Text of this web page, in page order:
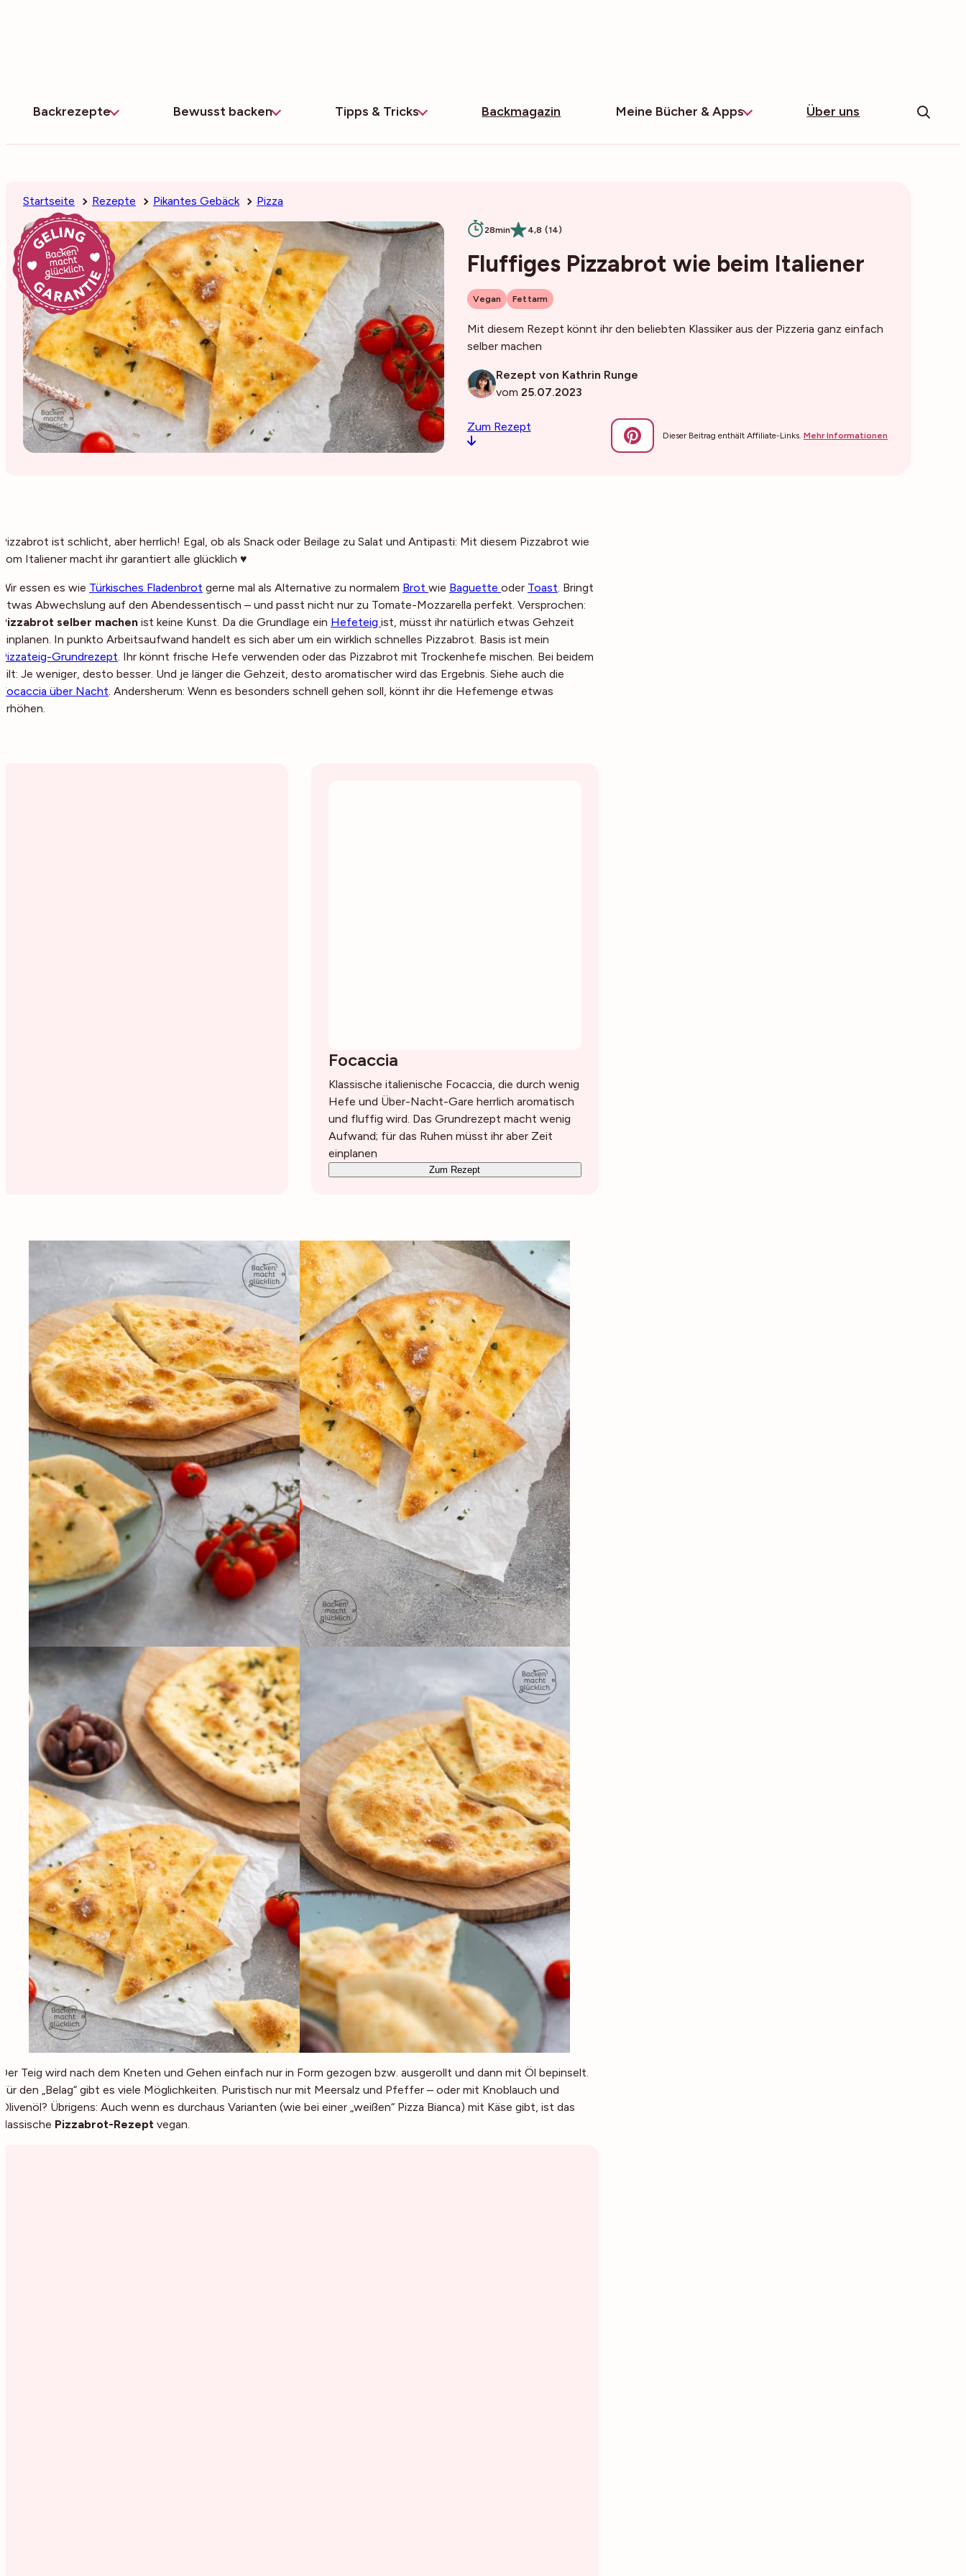
Backrezepte Bewusst backen Tipps & Tricks Backmagazin Meine Bücher & Apps Über uns
Startseite Rezepte Pikantes Gebäck Pizza
28min 4,8 (14)
Fluffiges Pizzabrot wie beim Italiener
Vegan Fettarm
Mit diesem Rezept könnt ihr den beliebten Klassiker aus der Pizzeria ganz einfach
selber machen
Rezept von Kathrin Runge
vom 25.07.2023
Zum Rezept
Dieser Beitrag enthält Affiliate-Links.Mehr Informationen
Pizzabrot ist schlicht, aber herrlich! Egal, ob als Snack oder Beilage zu Salat und Antipasti: Mit diesem Pizzabrot wie
vom Italiener macht ihr garantiert alle glücklich ♥
Wir essen es wie Türkisches Fladenbrot gerne mal als Alternative zu normalem Brot wie Baguette oder Toast. Bringt
etwas Abwechslung auf den Abendessentisch – und passt nicht nur zu Tomate-Mozzarella perfekt. Versprochen:
Pizzabrot selber machen ist keine Kunst. Da die Grundlage ein Hefeteig ist, müsst ihr natürlich etwas Gehzeit
einplanen. In punkto Arbeitsaufwand handelt es sich aber um ein wirklich schnelles Pizzabrot. Basis ist mein
Pizzateig-Grundrezept. Ihr könnt frische Hefe verwenden oder das Pizzabrot mit Trockenhefe mischen. Bei beidem
gilt: Je weniger, desto besser. Und je länger die Gehzeit, desto aromatischer wird das Ergebnis. Siehe auch die
Focaccia über Nacht. Andersherum: Wenn es besonders schnell gehen soll, könnt ihr die Hefemenge etwas
erhöhen.
Focaccia
Klassische italienische Focaccia, die durch wenig
Hefe und Über-Nacht-Gare herrlich aromatisch
und fluffig wird. Das Grundrezept macht wenig
Aufwand; für das Ruhen müsst ihr aber Zeit
einplanen
Zum Rezept
Der Teig wird nach dem Kneten und Gehen einfach nur in Form gezogen bzw. ausgerollt und dann mit Öl bepinselt.
Für den „Belag“ gibt es viele Möglichkeiten. Puristisch nur mit Meersalz und Pfeffer – oder mit Knoblauch und
Olivenöl? Übrigens: Auch wenn es durchaus Varianten (wie bei einer „weißen“ Pizza Bianca) mit Käse gibt, ist das
klassische Pizzabrot-Rezept vegan.